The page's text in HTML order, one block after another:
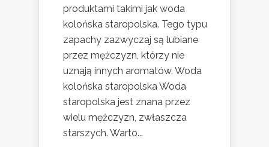
produktami takimi jak woda
kolońska staropolska. Tego typu
zapachy zazwyczaj są lubiane
przez mężczyzn, którzy nie
uznają innych aromatów. Woda
kolońska staropolska Woda
staropolska jest znana przez
wielu mężczyzn, zwłaszcza
starszych. Warto...